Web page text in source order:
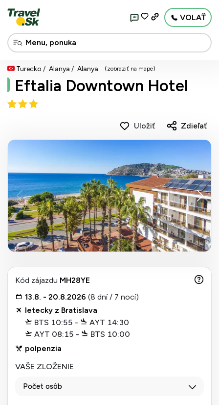
AI VOLAŤ
Turecko Alanya Alanya (zobraziť na mape)
Eftalia Downtown Hotel
Uložiť Zdieľať
Kód zájazdu MH28YE
13.8. - 20.8.2026 (8 dní / 7 nocí)
letecky z Bratislava
BTS 10:55 -
AYT 14:30
AYT 08:15 -
BTS 10:00
polpenzia
VAŠE ZLOŽENIE
Počet osôb